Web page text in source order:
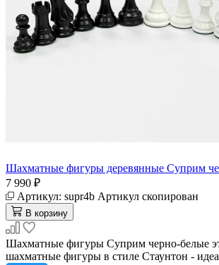
Шахматные фигуры деревянные Суприм
7 990 ₽
Артикул: supr4b Артикул скопирован
В корзину
Шахматные фигуры Суприм черно-белые
шахматные фигуры в стиле Стаунтон -